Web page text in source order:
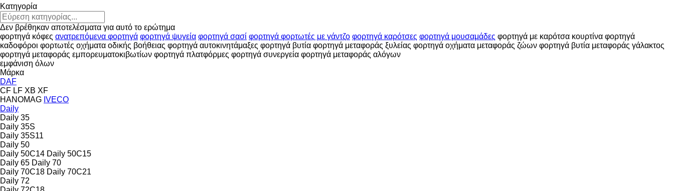
Κατηγορία
Δεν βρέθηκαν αποτελέσματα για αυτό το ερώτημα
φορτηγά κόφες ανατρεπόμενα φορτηγά φορτηγά ψυγεία φορτηγά σασί φορτηγά φορτωτές με γάντζο φορτηγά καρότσες φορτηγά μουσαμάδες φορτηγά με καρότσα κουρτίνα φορτηγά
καδοφόροι φορτωτές οχήματα οδικής βοήθειας φορτηγά αυτοκινητάμαξες φορτηγά βυτία φορτηγά μεταφοράς ξυλείας φορτηγά οχήματα μεταφοράς ζώων φορτηγά βυτία μεταφοράς γάλακτος
φορτηγά μεταφοράς εμπορευματοκιβωτίων φορτηγά πλατφόρμες φορτηγά συνεργεία φορτηγά μεταφοράς αλόγων
εμφάνιση όλων
Μάρκα
DAF
CF LF XB XF
HANOMAG IVECO
Daily
Daily 35
Daily 35S
Daily 35S11
Daily 50
Daily 50C14 Daily 50C15
Daily 65 Daily 70
Daily 70C18 Daily 70C21
Daily 72